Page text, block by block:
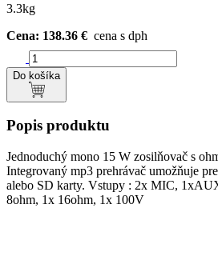
3.3kg
Cena: 138.36 € cena s dph
Do košíka
Popis produktu
Jednoduchý mono 15 W zosilňovač s
Integrovaný mp3 prehrávač umožňuje
alebo SD karty. Vstupy : 2x MIC,
8ohm, 1x 16ohm, 1x 100V